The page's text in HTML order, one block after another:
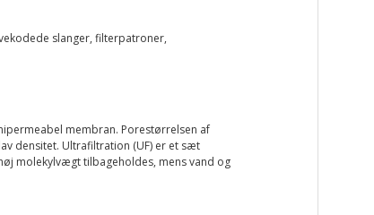
slanger, filterpatroner,
membran. Porestørrelsen af
densitet. Ultrafiltration (UF) er et sæt
molekylvægt tilbageholdes, mens vand og